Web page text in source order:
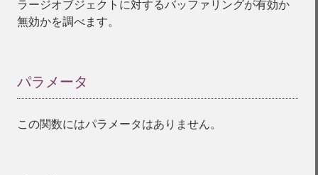
ラージオブジェクトに対するバッファリングが有効か
無効かを調べます。
パラメータ
この関数にはパラメータはありません。